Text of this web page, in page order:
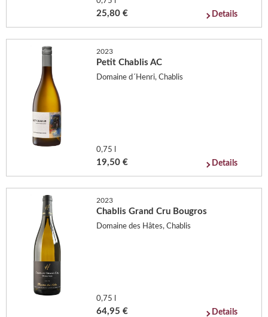
25,80 € Details
2023
Petit Chablis AC
Domaine d´Henri, Chablis
0,75 l
19,50 € Details
2023
Chablis Grand Cru Bougros
Domaine des Hâtes, Chablis
0,75 l
64,95 € Details